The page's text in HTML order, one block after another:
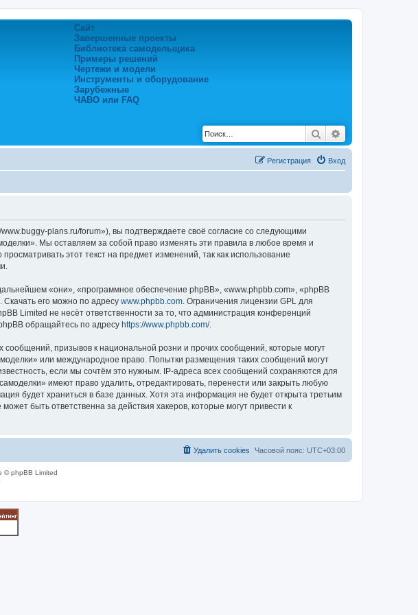
Сайт
Завершенные проекты
Библиотека самодельщика
Примеры решений
Чертежи и модели
Инструменты и оборудование
Зарубежные
ЧАВО или FAQ
Поиск
Вход
Регистрация
plans.ru/forum»), вы подтверждаете своё согласие со следующими
Мы оставляем за собой право изменять эти правила в любое время и
этот текст на предмет изменений, так как использование
«они», «программное обеспечение phpBB», «www.phpbb.com», «phpBB
его можно по адресу www.phpbb.com. Ограничения лицензии GPL для
Limited не несёт ответственности за то, что администрация конференций
обращайтесь по адресу https://www.phpbb.com/.
призывов к национальной розни и прочих сообщений, которые могут
или международное право. Попытки размещения таких сообщений могут
если мы сочтём это нужным. IP-адреса всех сообщений сохраняются для
имеют право удалить, отредактировать, перенести или закрыть любую
будет храниться в базе данных. Хотя эта информация не будет открыта третьим
быть ответственна за действия хакеров, которые могут привести к
Часовой пояс: UTC+03:00
Удалить cookies
© phpBB Limited